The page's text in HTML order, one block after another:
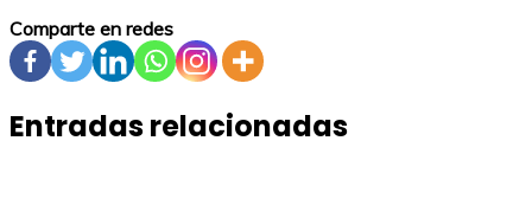
Comparte en redes
Entradas relacionadas